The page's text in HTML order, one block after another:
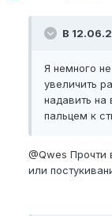
В
Я немного
увеличить
надавить на
пальцем к
@Qwes Прочти
или